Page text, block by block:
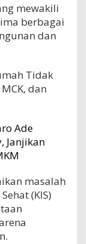
mewakili
berbagai
dan
Tidak
dan
Ade
Janjikan
masalah
(KIS)